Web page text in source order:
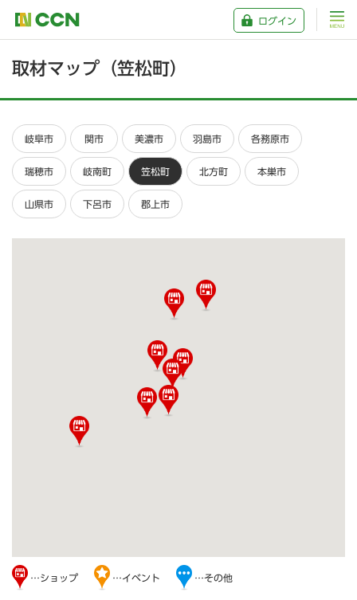
ログイン
取材マップ（笠松町）
岐阜市 関市 美濃市 羽島市 各務原市
瑞穂市 岐南町 笠松町 北方町 本巣市
山県市 下呂市 郡上市
…ショップ …イベント …その他